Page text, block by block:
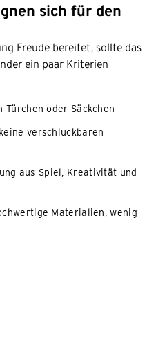
sich für den
Freude bereitet, sollte das
ein paar Kriterien
Türchen oder Säckchen
verschluckbaren
aus Spiel, Kreativität und
Materialien, wenig